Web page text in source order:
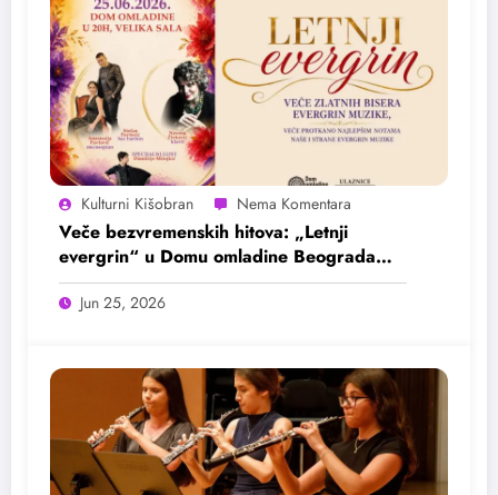
Kulturni Kišobran
Veče bezvremenskih hitova: „Letnji
evergrin“ u Domu omladine Beograda
25. juna
Jun 25, 2026